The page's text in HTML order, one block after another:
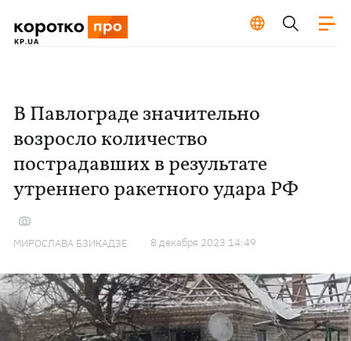
В Павлограде значительно
возросло количество
пострадавших в результате
утреннего ракетного удара РФ
МИРОСЛАВА БЗИКАДЗЕ 8 декабря 2023 14:49